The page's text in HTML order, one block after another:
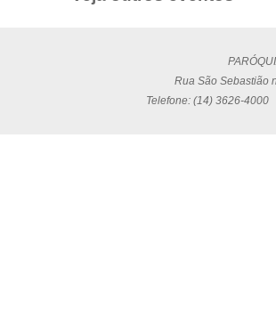
Rua São Sebastião
Telefone: (14) 3626-